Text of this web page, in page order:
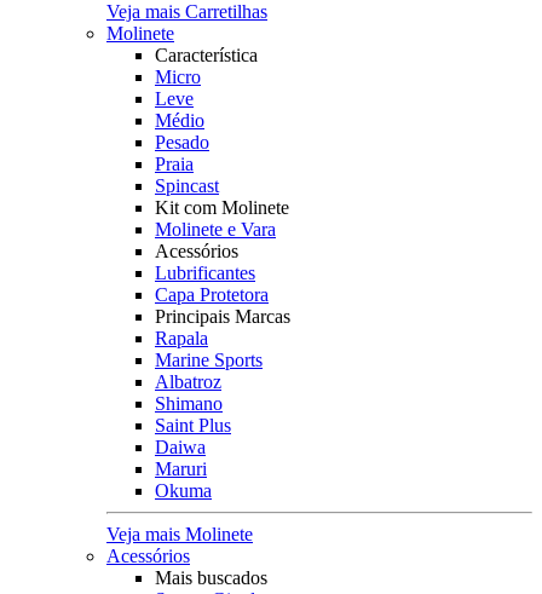
Veja mais Carretilhas
Molinete
Característica
Micro
Leve
Médio
Pesado
Praia
Spincast
Kit com Molinete
Molinete e Vara
Acessórios
Lubrificantes
Capa Protetora
Principais Marcas
Rapala
Marine Sports
Albatroz
Shimano
Saint Plus
Daiwa
Maruri
Okuma
Veja mais Molinete
Acessórios
Mais buscados